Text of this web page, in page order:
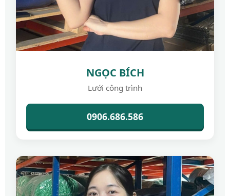
NGỌC BÍCH
Lưới công trình
0906.686.586